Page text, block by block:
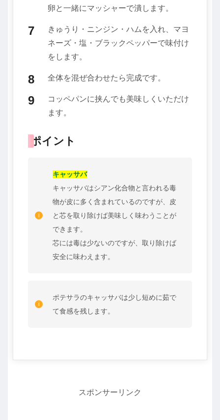
卵と一緒にマッシャーで潰します。
きゅうり・ニンジン・ハムを入れ、マヨ
ネーズ・塩・ブラックペッパーで味付け
をします。
全体を混ぜ合わせたら完成です。
コッペパンに挟んでも美味しくいただけ
ます。
ポイント
キャッサバ
キャッサバはシアン化合物と言われる毒
物が皮に多く含まれているのですが、皮
と芯を取り除けば美味しく味わうことが
できます。
芯には毒は少ないのですが、取り除けば
安全に味わえます。
ポテサラのキャッサバは少し短めに茹で
て食感を残します。
スポンサーリンク